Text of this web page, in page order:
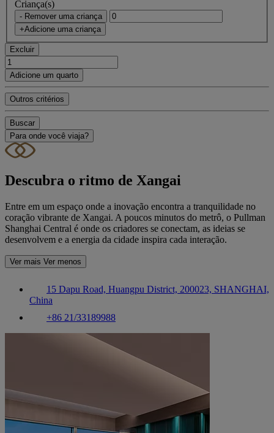
Criança(s)
- Remover uma criança
+Adicione uma criança
Excluir
Adicione um quarto
Outros critérios
Buscar
Para onde você viaja?
Descubra o ritmo de Xangai
Entre em um espaço onde a inovação encontra a tranquilidade no
coração vibrante de Xangai. A poucos minutos do metrô, o Pullman
Shanghai Central é onde os criadores se conectam, as ideias se
desenvolvem e a energia da cidade inspira cada interação.
Ver mais Ver menos
15 Dapu Road, Huangpu District, 200023, SHANGHAI,
China
+86 21/33189988